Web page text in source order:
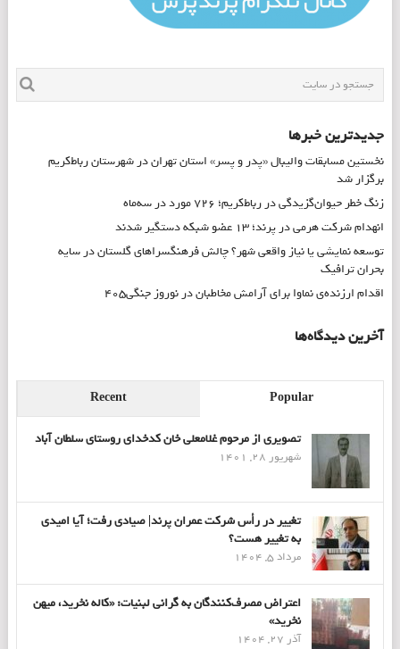
جدیدترین خبرها
نخستین مسابقات والیبال «پدر و پسر» استان تهران در شهرستان رباط‌کریم
برگزار شد
زنگ خطر حیوان‌گزیدگی در رباط‌کریم؛ ۷۲۶ مورد در سه‌ماه
انهدام شرکت هرمی در پرند؛ ۱۳ عضو شبکه دستگیر شدند
توسعه نمایشی یا نیاز واقعی شهر؟ چالش فرهنگسراهای گلستان در سایه
بحران ترافیک
اقدام ارزنده‌ی نماوا برای آرامش مخاطبان در نوروز جنگی۴۰۵
آخرین دیدگاه‌ها
Popular
Recent
تصویری از مرحوم غلامعلی خان کدخدای روستای سلطان آباد
شهریور 28, 1401
تغییر در رأس شرکت عمران پرند| صیادی رفت؛ آیا امیدی
به تغییر هست؟
مرداد 5, 1404
اعتراض مصرف‌کنندگان به گرانی لبنیات: «کاله نخرید، میهن
نخرید»
آذر 27, 1404